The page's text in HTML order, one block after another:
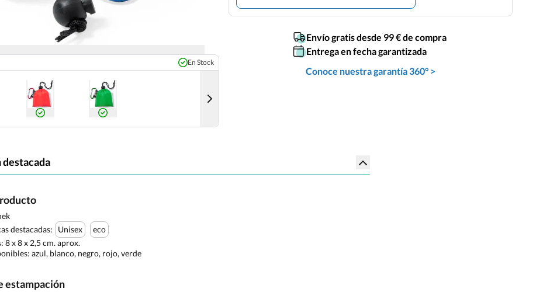
En Stock
Envío gratis desde 99 € de compra
Entrega en fecha garantizada
Conoce nuestra garantía 360° >
destacadas:
Unisex
eco
8 x 8 x 2,5 cm. aprox.
azul, blanco, negro, rojo, verde
estampación